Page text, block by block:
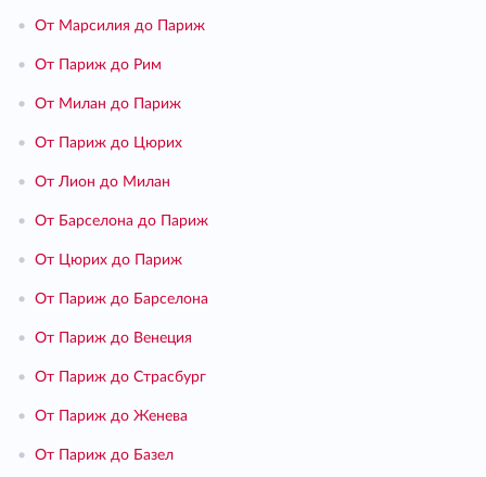
• От Марсилия до Париж
• От Париж до Рим
• От Милан до Париж
• От Париж до Цюрих
• От Лион до Милан
• От Барселона до Париж
• От Цюрих до Париж
• От Париж до Барселона
• От Париж до Венеция
• От Париж до Страсбург
• От Париж до Женева
• От Париж до Базел